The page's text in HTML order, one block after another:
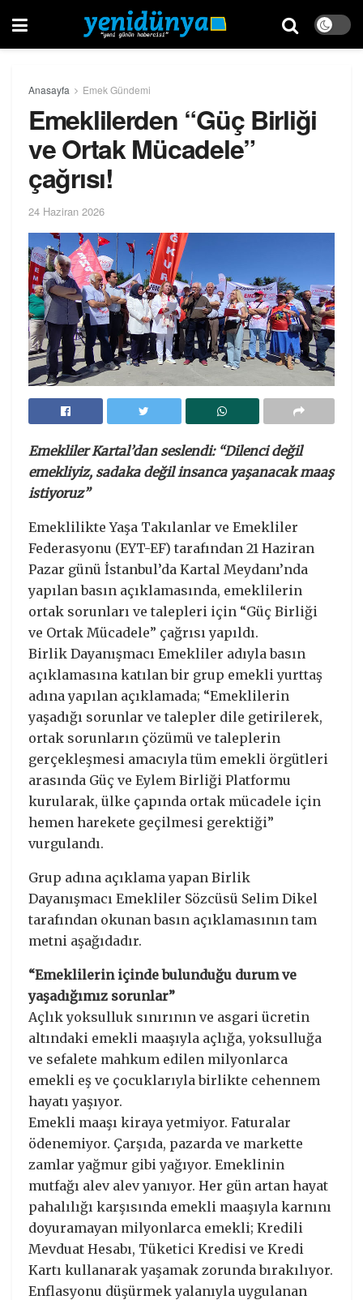
Anasayfa Emek Gündemi
Emeklilerden “Güç Birliği
ve Ortak Mücadele”
çağrısı!
24 Haziran 2026
Emekliler Kartal’dan seslendi: “Dilenci değil
emekliyiz, sadaka değil insanca yaşanacak maaş
istiyoruz”
Emeklilikte Yaşa Takılanlar ve Emekliler
Federasyonu (EYT-EF) tarafından 21 Haziran
Pazar günü İstanbul’da Kartal Meydanı’nda
yapılan basın açıklamasında, emeklilerin
ortak sorunları ve talepleri için “Güç Birliği
ve Ortak Mücadele” çağrısı yapıldı.
Birlik Dayanışmacı Emekliler adıyla basın
açıklamasına katılan bir grup emekli yurttaş
adına yapılan açıklamada; “Emeklilerin
yaşadığı sorunlar ve talepler dile getirilerek,
ortak sorunların çözümü ve taleplerin
gerçekleşmesi amacıyla tüm emekli örgütleri
arasında Güç ve Eylem Birliği Platformu
kurularak, ülke çapında ortak mücadele için
hemen harekete geçilmesi gerektiği”
vurgulandı.
Grup adına açıklama yapan Birlik
Dayanışmacı Emekliler Sözcüsü Selim Dikel
tarafından okunan basın açıklamasının tam
metni aşağıdadır.
“Emeklilerin içinde bulunduğu durum ve
yaşadığımız sorunlar”
Açlık yoksulluk sınırının ve asgari ücretin
altındaki emekli maaşıyla açlığa, yoksulluğa
ve sefalete mahkum edilen milyonlarca
emekli eş ve çocuklarıyla birlikte cehennem
hayatı yaşıyor.
Emekli maaşı kiraya yetmiyor. Faturalar
ödenemiyor. Çarşıda, pazarda ve markette
zamlar yağmur gibi yağıyor. Emeklinin
mutfağı alev alev yanıyor. Her gün artan hayat
pahalılığı karşısında emekli maaşıyla karnını
doyuramayan milyonlarca emekli; Kredili
Mevduat Hesabı, Tüketici Kredisi ve Kredi
Kartı kullanarak yaşamak zorunda bırakılıyor.
Enflasyonu düşürmek yalanıyla uygulanan